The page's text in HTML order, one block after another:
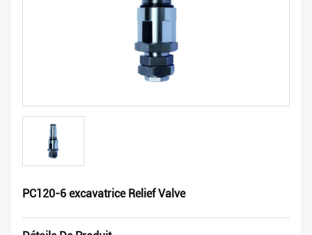
PC120-6 excavatrice Relief Valve